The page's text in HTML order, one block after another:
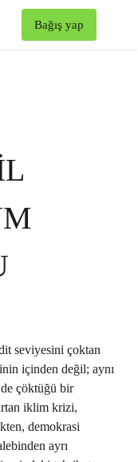
Bağış yap
seviyesini çoktan
içinden değil; aynı
çöktüğü bir
iklim krizi,
demokrasi
ayrı